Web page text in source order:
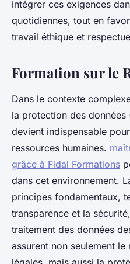
intégrer ces exigences
quotidiennes, tout en
travail éthique et
Formation sur le
Dans le contexte
la protection des données
devient indispensable
ressources humaines.
grâce à Fidal Formations
dans cet environnement.
principes fondamentaux,
transparence et la
traitement des données
assurent non seulement